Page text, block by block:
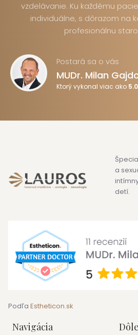
vzdelávanie. Ku každému
individuálne, s dôrazom na
profesionálnu
Postará sa o vás
MUDr. Milan
Ktorý vykonal viac ako
a
detí.
Podľa Estheticon.sk
Navigácia